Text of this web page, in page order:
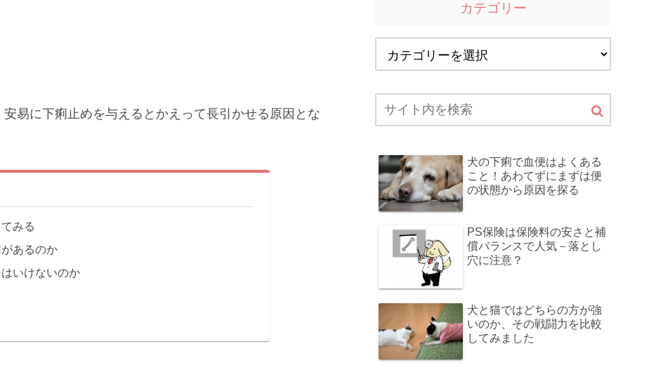
易に下痢止めを与えるとかえって長引かせる原因とな
みる
あるのか
いけないのか
カテゴリー
犬の下痢で血便はよくある
こと！あわてずにまずは便
の状態から原因を探る
PS保険は保険料の安さと補
償バランスで人気－落とし
穴に注意？
犬と猫ではどちらの方が強
いのか、その戦闘力を比較
してみました